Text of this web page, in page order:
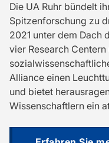
Die UA Ruhr bündelt
Spitzenforschung zu
2021 unter dem Dach
vier Research
Alliance einen
und bietet
Wissenschaftlern ein